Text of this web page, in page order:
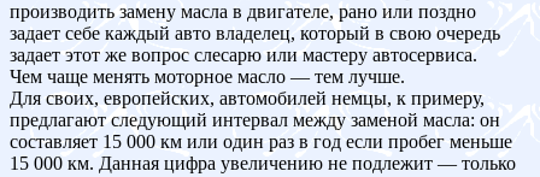
производить замену масла в двигателе, рано или поздно
задает себе каждый авто владелец, который в свою очередь
задает этот же вопрос слесарю или мастеру автосервиса.
Чем чаще менять моторное масло — тем лучше.
Для своих, европейских, автомобилей немцы, к примеру,
предлагают следующий интервал между заменой масла: он
составляет 15 000 км или один раз в год если пробег меньше
15 000 км. Данная цифра увеличению не подлежит — только